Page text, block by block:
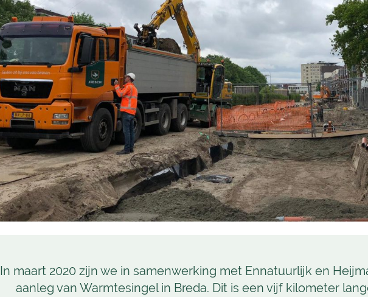
In maart 2020 zijn we in samenwerking met Ennatuurlijk en
aanleg van Warmtesingel in Breda. Dit is een vijf kilometer